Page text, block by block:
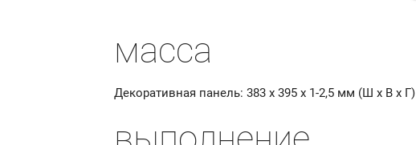
масса
Декоративная панель: 383 x 395 x 1-2,5 мм (Ш x В x Г)